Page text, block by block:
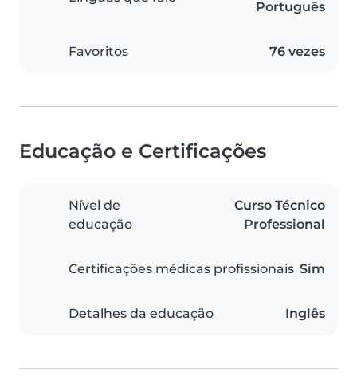
Português
Favoritos 76 vezes
Educação e Certificações
Nível de
educação
Curso Técnico
Professional
Certificações médicas profissionais Sim
Detalhes da educação Inglês